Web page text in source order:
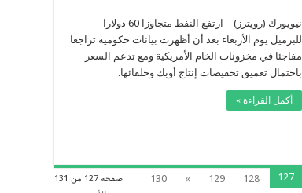
نيويورك (رويترز) – ارتفع النفط متجاوزا 60 دولارا
للبرميل يوم الأربعاء بعد أن أظهرت بيانات حكومية تراجعا
مفاجئا في مخزونات الخام الأمريكية ومع تدعم السعر
باحتمال تعميق تخفيضات إنتاج أوبك وحلفائها.
أكمل القراءة »
صفحة 127 من 131 127
128
129
»
130